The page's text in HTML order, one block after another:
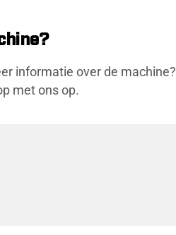
informatie over de machine?
met ons op.